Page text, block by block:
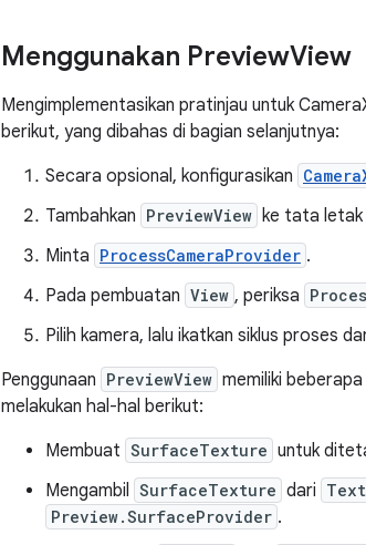
Menggunakan PreviewView
Mengimplementasikan pratinjau untuk
berikut, yang dibahas di bagian selanjutnya:
Secara opsional, konfigurasikan
Tambahkan PreviewView ke tata letak
Minta ProcessCameraProvider .
Pada pembuatan View , periksa
Pilih kamera, lalu ikatkan siklus proses
Penggunaan PreviewView memiliki
melakukan hal-hal berikut:
Membuat SurfaceTexture untuk
Mengambil SurfaceTexture dari
Preview.SurfaceProvider .